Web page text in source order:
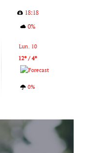
18:18
0%
Lun. 10
12º / 4º
0%